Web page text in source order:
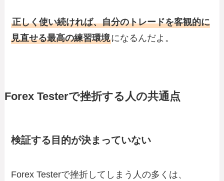
正しく使い続ければ、自分のトレードを客観的に
見直せる最高の練習環境になるんだよ。
Forex Testerで挫折する人の共通点
検証する目的が決まっていない
Forex Testerで挫折してしまう人の多くは、